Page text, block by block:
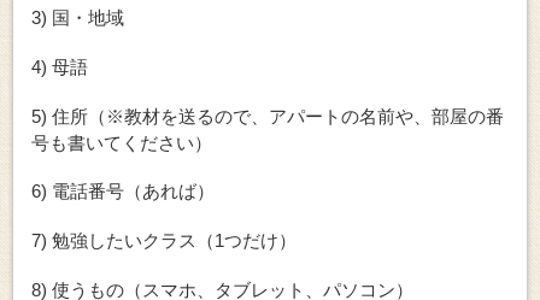
3) 国・地域
4) 母語
5) 住所（※教材を送るので、アパートの名前や、部屋の番
号も書いてください）
6) 電話番号（あれば）
7) 勉強したいクラス（1つだけ）
8) 使うもの（スマホ、タブレット、パソコン）